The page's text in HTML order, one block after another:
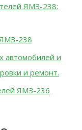
ЯМЗ-238:
238
автомобилей и
и ремонт.
ЯМЗ-236